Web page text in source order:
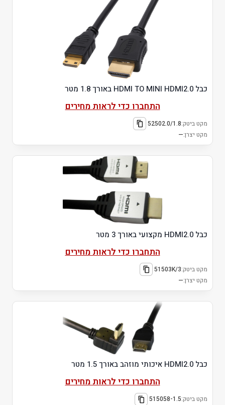
כבל HDMI TO MINI HDMI2.0 באורך 1.8 מטר
התחברו כדי לראות מחירים
מקט ביטק:52502.0/1.8
מקט יצרן:—
כבל HDMI2.0 מקצועי באורך 3 מטר
התחברו כדי לראות מחירים
מקט ביטק:51503K/3
מקט יצרן:—
כבל HDMI2.0 איכותי מוזהב באורך 1.5 מטר
התחברו כדי לראות מחירים
מקט ביטק:515058-1.5